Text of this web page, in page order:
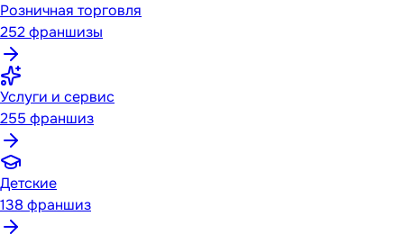
Розничная торговля
252франшизы
Услуги и сервис
255 франшиз
Детские
138 франшиз